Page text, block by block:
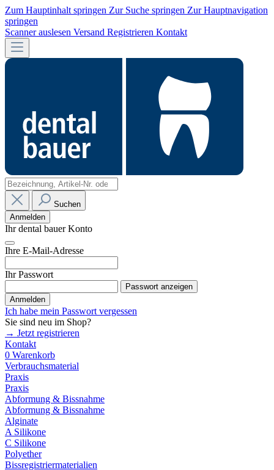
Zum Hauptinhalt springen Zur Suche springen Zur Hauptnavigation
springen
Scanner auslesen Versand Registrieren Kontakt
Suchen
Anmelden
Ihr dental bauer Konto
Ihre E-Mail-Adresse
Ihr Passwort
Passwort anzeigen
Anmelden
Ich habe mein Passwort vergessen
Sie sind neu im Shop?
→ Jetzt registrieren
Kontakt
0 Warenkorb
Verbrauchsmaterial
Praxis
Praxis
Abformung & Bissnahme
Abformung & Bissnahme
Alginate
A Silikone
C Silikone
Polyether
Bissregistriermaterialien